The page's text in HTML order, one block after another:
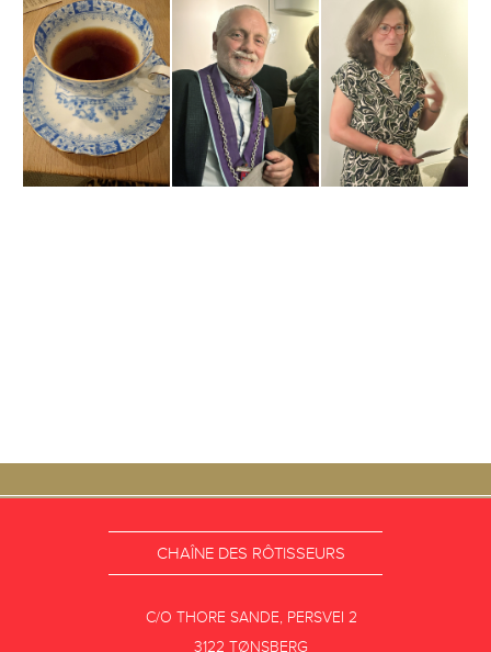
CHAÎNE DES RÔTISSEURS
C/O THORE SANDE, PERSVEI 2
3122 TØNSBERG